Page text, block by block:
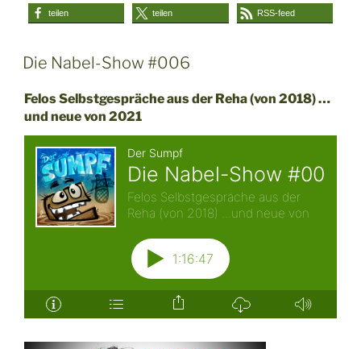
teilen teilen RSS-feed
Die Nabel-Show #006
Felos Selbstgespräche aus der Reha (von 2018) …
und neue von 2021